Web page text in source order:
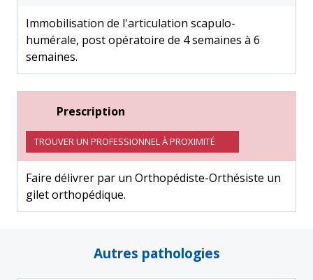
Immobilisation de l'articulation scapulo-
humérale, post opératoire de 4 semaines à 6
semaines.
Prescription
TROUVER UN PROFESSIONNEL À PROXIMITÉ
Faire délivrer par un Orthopédiste-Orthésiste un
gilet orthopédique.
Autres pathologies